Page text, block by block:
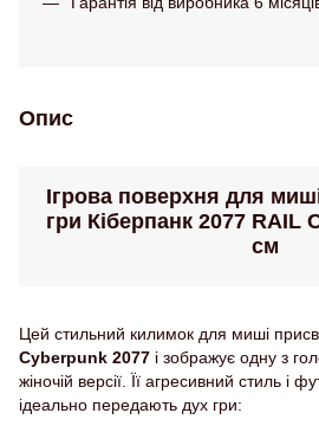
Опис
Ігрова поверхня для
гри Кіберпанк 2077 RAIL
см
Цей стильний килимок для миші
Cyberpunk 2077 і зображує одну з
жіночій версії. Її агресивний стиль і
ідеально передають дух гри: